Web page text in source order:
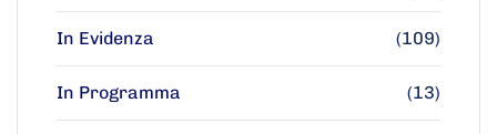
In Evidenza (109)
In Programma (13)